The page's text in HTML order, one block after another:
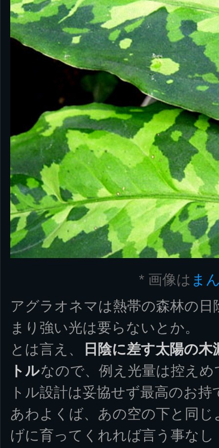
* 画像は ま
アグラオネマは熱帯の森林の
まり強い光は要らないとか。
とは言え、
日陰に差す太陽の
トルなので、例え光量は控え
トル設計は妥協せず最高のお
あわよくば、あの空の下と同
げに育ってくれれば言う事なし